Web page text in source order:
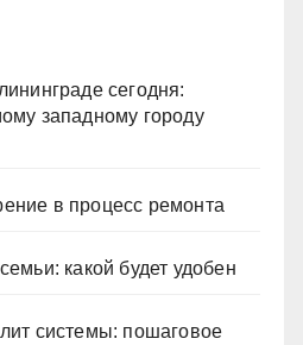
сегодня:
западному городу
в процесс ремонта
какой будет удобен
системы: пошаговое